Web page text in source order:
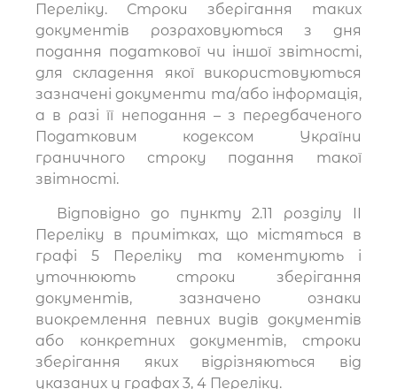
Переліку. Строки зберігання таких
документів розраховуються з дня
подання податкової чи іншої звітності,
для складення якої використовуються
зазначені документи та/або інформація,
а в разі її неподання – з передбаченого
Податковим кодексом України
граничного строку подання такої
звітності.
Відповідно до пункту 2.11 розділу ІІ
Переліку в примітках, що містяться в
графі 5 Переліку та коментують і
уточнюють строки зберігання
документів, зазначено ознаки
виокремлення певних видів документів
або конкретних документів, строки
зберігання яких відрізняються від
указаних у графах 3, 4 Переліку.